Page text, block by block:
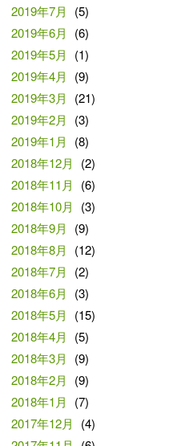
2019年7月
(5)
2019年6月
(6)
2019年5月
(1)
2019年4月
(9)
2019年3月
(21)
2019年2月
(3)
2019年1月
(8)
2018年12月
(2)
2018年11月
(6)
2018年10月
(3)
2018年9月
(9)
2018年8月
(12)
2018年7月
(2)
2018年6月
(3)
2018年5月
(15)
2018年4月
(5)
2018年3月
(9)
2018年2月
(9)
2018年1月
(7)
2017年12月
(4)